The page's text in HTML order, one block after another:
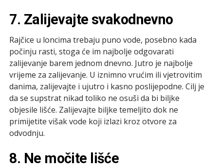
7. Zalijevajte svakodnevno
Rajčice u loncima trebaju puno vode, posebno kada
počinju rasti, stoga će im najbolje odgovarati
zalijevanje barem jednom dnevno. Jutro je najbolje
vrijeme za zalijevanje. U iznimno vrućim ili vjetrovitim
danima, zalijevajte i ujutro i kasno poslijepodne. Cilj je
da se supstrat nikad toliko ne osuši da bi biljke
objesile lišće. Zalijevajte biljke temeljito dok ne
primijetite višak vode koji izlazi kroz otvore za
odvodnju.
8. Ne močite lišće